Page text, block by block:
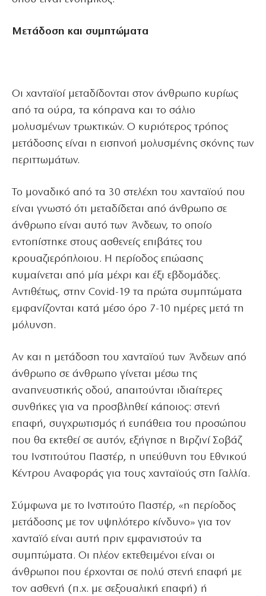
Μετάδοση και συμπτώματα
Οι χανταϊοί μεταδίδονται στον άνθρωπο κυρίως
από τα ούρα, τα κόπρανα και το σάλιο
μολυσμένων τρωκτικών. Ο κυριότερος τρόπος
μετάδοσης είναι η εισπνοή μολυσμένης σκόνης των
περιττωμάτων.
Το μοναδικό από τα 30 στελέχη του χανταϊού που
είναι γνωστό ότι μεταδίδεται από άνθρωπο σε
άνθρωπο είναι αυτό των Άνδεων, το οποίο
εντοπίστηκε στους ασθενείς επιβάτες του
κρουαζιερόπλοιου. Η περίοδος επώασης
κυμαίνεται από μία μέχρι και έξι εβδομάδες.
Αντιθέτως, στην Covid-19 τα πρώτα συμπτώματα
εμφανίζονται κατά μέσο όρο 7-10 ημέρες μετά τη
μόλυνση.
Αν και η μετάδοση του χανταϊού των Άνδεων από
άνθρωπο σε άνθρωπο γίνεται μέσω της
αναπνευστικής οδού, απαιτούνται ιδιαίτερες
συνθήκες για να προσβληθεί κάποιος: στενή
επαφή, συγχρωτισμός ή ευπάθεια του προσώπου
που θα εκτεθεί σε αυτόν, εξήγησε η Βιρζινί Σοβάζ
του Ινστιτούτου Παστέρ, η υπεύθυνη του Εθνικού
Κέντρου Αναφοράς για τους χανταϊούς στη Γαλλία.
Σύμφωνα με το Ινστιτούτο Παστέρ, «η περίοδος
μετάδοσης με τον υψηλότερο κίνδυνο» για τον
χανταϊό είναι αυτή πριν εμφανιστούν τα
συμπτώματα. Οι πλέον εκτεθειμένοι είναι οι
άνθρωποι που έρχονται σε πολύ στενή επαφή με
τον ασθενή (π.χ. με σεξουαλική επαφή) ή